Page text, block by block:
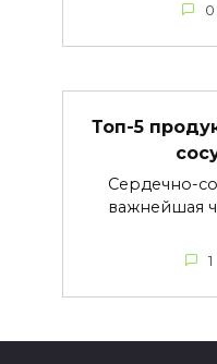
0
Топ-5
Сердечно-
важнейшая
1